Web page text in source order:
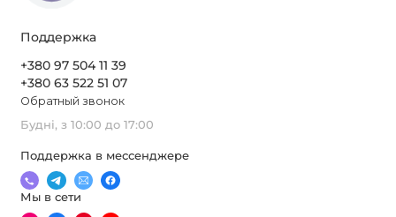
Поддержка
+380 97 504 11 39
+380 63 522 51 07
Обратный звонок
Будні, з 10:00 до 17:00
Поддержка в мессенджере
Мы в сети